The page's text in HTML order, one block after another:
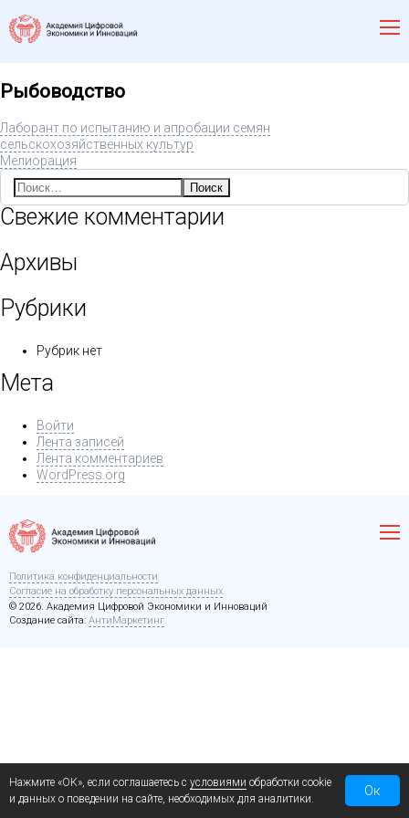
Рыбоводство
Лаборант по испытанию и апробации семян
сельскохозяйственных культур
Мелиорация
Найти:
Свежие комментарии
Архивы
Рубрики
Рубрик нет
Мета
Войти
Лента записей
Лента комментариев
WordPress.org
Политика конфиденциальности
Согласие на обработку персональных данных
© 2026. Академия Цифровой Экономики и Инноваций
Создание сайта: АнтиМаркетинг
Нажмите «ОК», если соглашаетесь с условиями обработки cookie
и данных о поведении на сайте, необходимых для аналитики.
Ок